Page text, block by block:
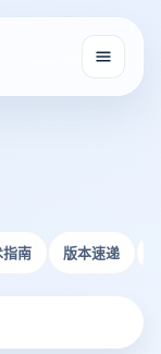
南 版本速递